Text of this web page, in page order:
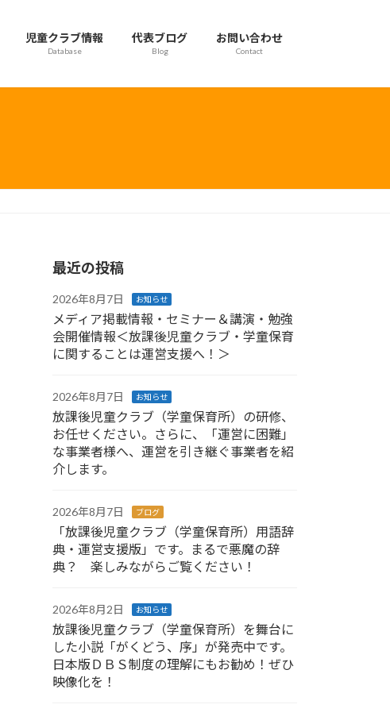
児童クラブ情報
Database
代表ブログ
Blog
お問い合わせ
Contact
最近の投稿
2026年8月7日 お知らせ
メディア掲載情報・セミナー＆講演・勉強
会開催情報＜放課後児童クラブ・学童保育
に関することは運営支援へ！＞
2026年8月7日 お知らせ
放課後児童クラブ（学童保育所）の研修、
お任せください。さらに、「運営に困難」
な事業者様へ、運営を引き継ぐ事業者を紹
介します。
2026年8月7日 ブログ
「放課後児童クラブ（学童保育所）用語辞
典・運営支援版」です。まるで悪魔の辞
典？ 楽しみながらご覧ください！
2026年8月2日 お知らせ
放課後児童クラブ（学童保育所）を舞台に
した小説「がくどう、序」が発売中です。
日本版ＤＢＳ制度の理解にもお勧め！ぜひ
映像化を！